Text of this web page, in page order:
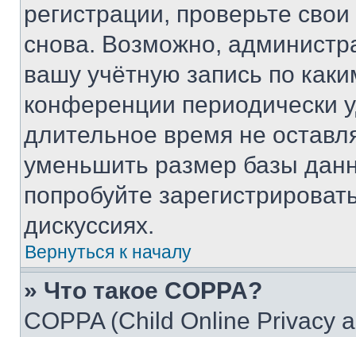
регистрации, проверьте
снова. Возможно,
вашу учётную запись по
конференции периодически
длительное время не
уменьшить размер базы
попробуйте
дискуссиях.
Вернуться к началу
» Что такое COPPA?
COPPA (Child Online Privacy